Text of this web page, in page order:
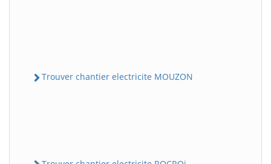
Trouver chantier electricite MOUZON